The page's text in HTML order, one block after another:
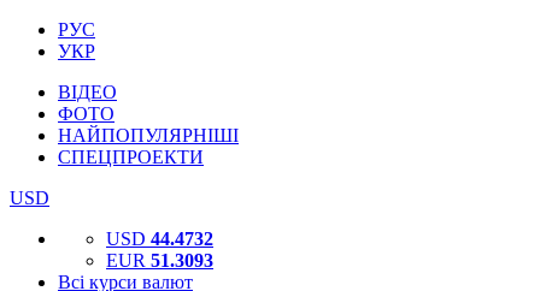
РУС
УКР
ВІДЕО
ФОТО
НАЙПОПУЛЯРНІШІ
СПЕЦПРОЕКТИ
USD
USD 44.4732
EUR 51.3093
Всі курси валют